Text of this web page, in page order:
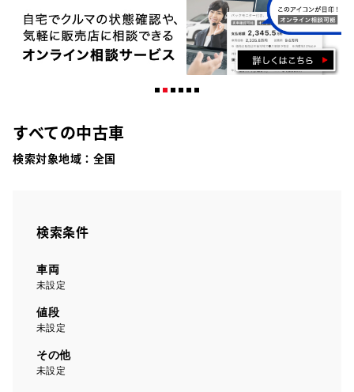
すべての中古車
検索対象地域： 全国
検索条件
車両
未設定
値段
未設定
その他
未設定